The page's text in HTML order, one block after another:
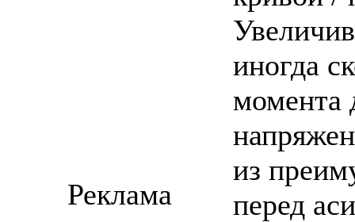
иногда
момента
из
перед
Реклама